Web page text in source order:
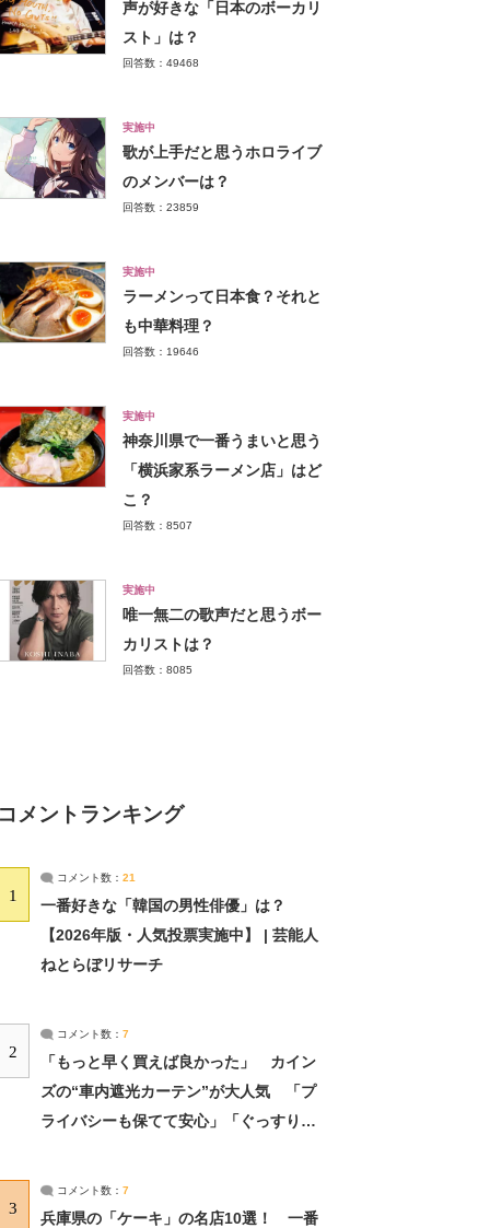
声が好きな「日本のボーカリ
スト」は？
回答数：49468
実施中
歌が上手だと思うホロライブ
のメンバーは？
回答数：23859
実施中
ラーメンって日本食？それと
も中華料理？
回答数：19646
実施中
神奈川県で一番うまいと思う
「横浜家系ラーメン店」はど
こ？
回答数：8507
実施中
唯一無二の歌声だと思うボー
カリストは？
回答数：8085
コメントランキング
1
コメント数： 21
一番好きな「韓国の男性俳優」は？
【2026年版・人気投票実施中】 | 芸能人
ねとらぼリサーチ
2
コメント数： 7
「もっと早く買えば良かった」 カイン
ズの“車内遮光カーテン”が大人気 「プ
ライバシーも保てて安心」「ぐっすり眠
3
コメント数： 7
兵庫県の「ケーキ」の名店10選！ 一番